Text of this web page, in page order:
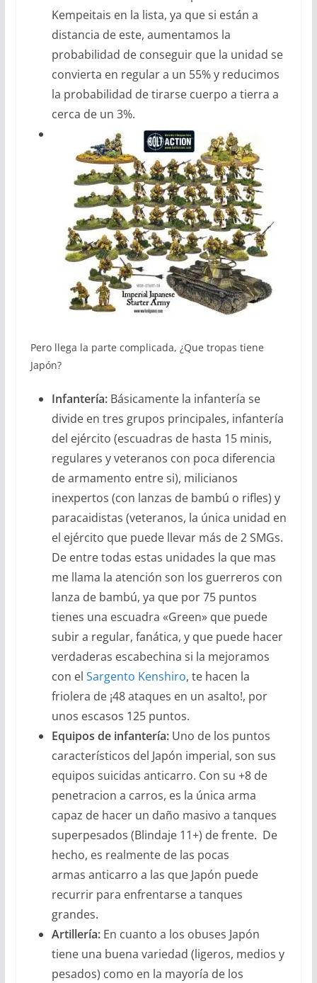
Kempeitais en la lista, ya que si están a
distancia de este, aumentamos la
probabilidad de conseguir que la unidad se
convierta en regular a un 55% y reducimos
la probabilidad de tirarse cuerpo a tierra a
cerca de un 3%.
Pero llega la parte complicada, ¿Que tropas tiene
Japón?
Infantería:Básicamente la infantería se
divide en tres grupos principales, infantería
del ejército (escuadras de hasta 15 minis,
regulares y veteranos con poca diferencia
de armamento entre si), milicianos
inexpertos (con lanzas de bambú o rifles) y
paracaidistas (veteranos, la única unidad en
el ejército que puede llevar más de 2 SMGs.
De entre todas estas unidades la que mas
me llama la atención son los guerreros con
lanza de bambú, ya que por 75 puntos
tienes una escuadra «Green» que puede
subir a regular, fanática, y que puede hacer
verdaderas escabechina si la mejoramos
con el Sargento Kenshiro, te hacen la
friolera de ¡48 ataques en un asalto!, por
unos escasos 125 puntos.
Equipos de infantería:Uno de los puntos
característicos del Japón imperial, son sus
equipos suicidas anticarro. Con su +8 de
penetracion a carros, es la única arma
capaz de hacer un daño masivo a tanques
superpesados (Blindaje 11+) de frente. De
hecho, es realmente de las pocas
armas anticarro a las que Japón puede
recurrir para enfrentarse a tanques
grandes.
Artillería:En cuanto a los obuses Japón
tiene una buena variedad (ligeros, medios y
pesados) como en la mayoría de los